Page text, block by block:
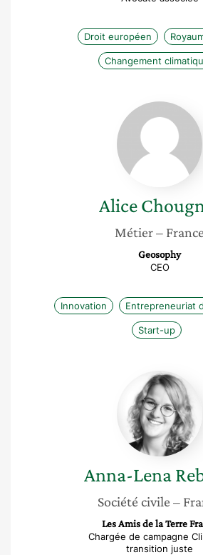
Droit européen
Changement
Alice
Alice
Métier– France
Geosophy
CEO
Innovation Entrepreneuriat
Start-up
Anna-
Lena
Rebaud
Anna-Lena
Société civile –
Les Amis de la Terre
Chargée de campagne
transition juste